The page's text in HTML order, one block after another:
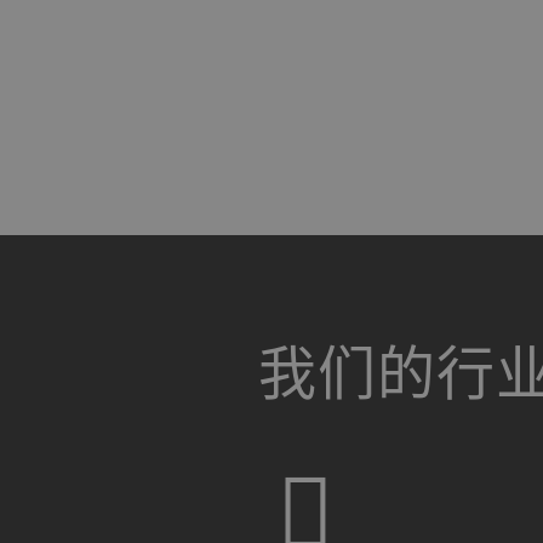
a decorative background image
我们的行